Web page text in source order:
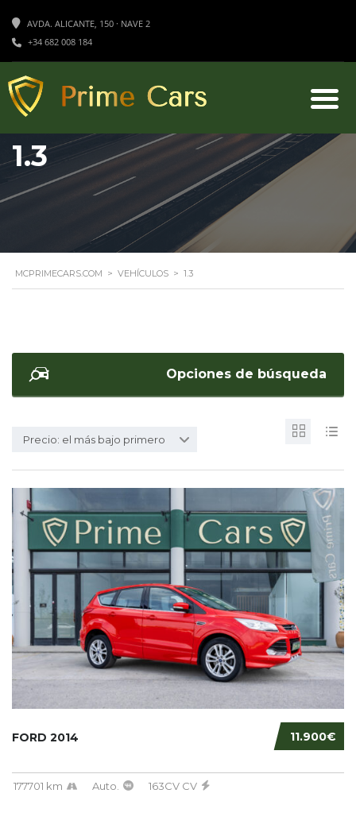
AVDA. ALICANTE, 150 · NAVE 2
+34 682 008 184
1.3
MCPRIMECARS.COM > VEHÍCULOS > 1.3
Opciones de búsqueda
Precio: el más bajo primero
11.900€
FORD 2014
177701 km Auto. 163CV CV